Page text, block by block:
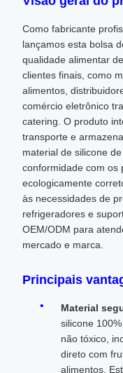
Como fabricante
lançamos esta bolsa
qualidade alimentar
clientes finais, como
alimentos,
comércio eletrônico
catering. O produto
transporte e
material de silicone
conformidade com os
ecologicamente
às necessidades de
refrigeradores e
OEM/ODM para
mercado e marca.
Principais
Material
silicone
não tóxico,
direto com
alimentos.